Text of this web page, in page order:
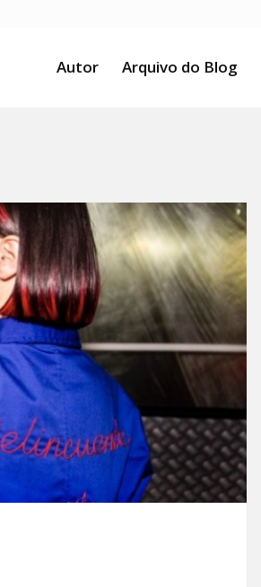
Autor Arquivo do Blog